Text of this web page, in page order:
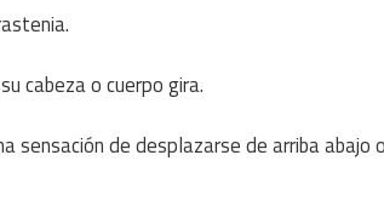
cabeza o cuerpo gira.
sensación de desplazarse de arriba abajo